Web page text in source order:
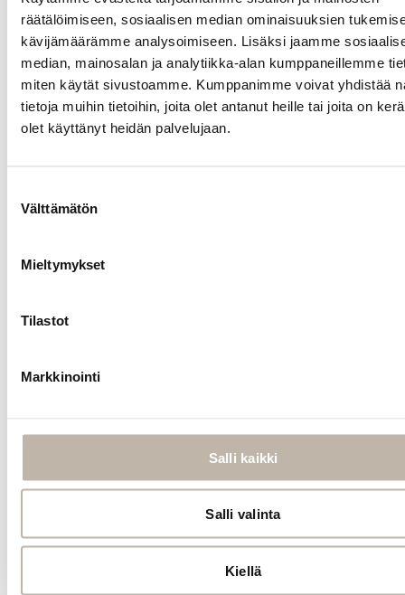
räätälöimiseen, sosiaalisen median ominaisuuksien
kävijämäärämme analysoimiseen. Lisäksi jaamme
median, mainosalan ja analytiikka-alan kumppaneillemme
miten käytät sivustoamme. Kumppanimme voivat yhdistää
tietoja muihin tietoihin, joita olet antanut heille tai joita on
olet käyttänyt heidän palvelujaan.
valinta
Välttämätön
Mieltymykset
Tilastot
Markkinointi
Salli kaikki
Salli valinta
Kiellä
BPhair Multiway
-pidennykset voi
halutessa
muokata
teippipidennyksiksi.
Multiway -
pidennyspakettiin.
Valikoimastamme
myösvalmiiksi